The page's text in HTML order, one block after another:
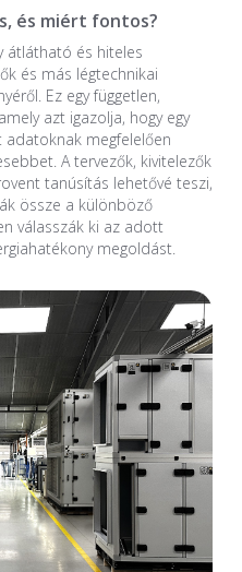
és miért fontos?
átlátható és hiteles
és más légtechnikai
Ez egy független,
azt igazolja, hogy egy
megfelelően
A tervezők, kivitelezők
tanúsítás lehetővé teszi,
össze a különböző
válasszák ki az adott
megoldást.